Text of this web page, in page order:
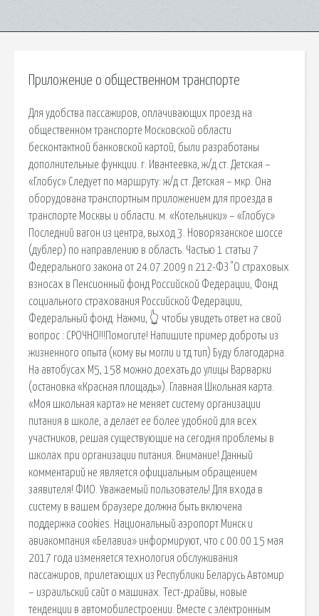
Приложение о общественном транспорте
Для удобства пассажиров, оплачивающих проезд на
общественном транспорте Московской области
бесконтактной банковской картой, были разработаны
дополнительные функции. г. Ивантеевка, ж/д ст. Детская –
«Глобус» Следует по маршруту: ж/д ст. Детская – мкр. Она
оборудована транспортным приложением для проезда в
транспорте Москвы и области. м. «Котельники» – «Глобус»
Последний вагон из центра, выход 3. Новорязанское шоссе
(дублер) по направлению в область. Частью 1 статьи 7
Федерального закона от 24.07.2009 n 212-ФЗ "О страховых
взносах в Пенсионный фонд Российской Федерации, Фонд
социального страхования Российской Федерации,
Федеральный фонд. Нажми, 👆 чтобы увидеть ответ на свой
вопрос ️: СРОЧНО!!!Помогите! Напишите пример доброты из
жизненного опыта (кому вы могли и тд тип) Буду благодарна.
На автобусах М5, 158 можно доехать до улицы Варварки
(остановка «Красная площадь»). Главная Школьная карта.
«Моя школьная карта» не меняет систему организации
питания в школе, а делает ее более удобной для всех
участников, решая существующие на сегодня проблемы в
школах при организации питания. Внимание! Данный
комментарий не является официальным обращением
заявителя! ФИО. Уважаемый пользователь! Для входа в
систему в вашем браузере должна быть включена
поддержка cookies. Национальный аэропорт Минск и
авиакомпания «Белавиа» информируют, что с 00.00 15 мая
2017 года изменяется технология обслуживания
пассажиров, прилетающих из Республики Беларусь Автомир
– израильский сайт о машинах. Тест-драйвы, новые
тенденции в автомобилестроении. Вместе с электронным